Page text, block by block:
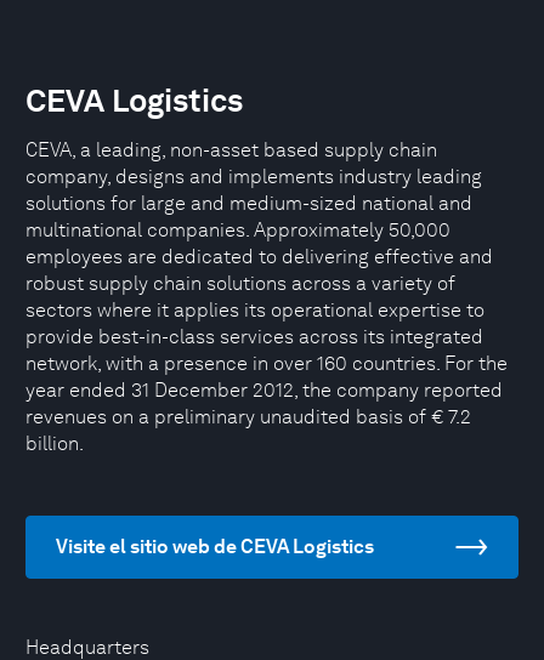
Headquarters
CEVA Logistics
CEVA, a leading, non-asset based supply chain
company, designs and implements industry leading
solutions for large and medium-sized national and
multinational companies. Approximately 50,000
employees are dedicated to delivering effective and
robust supply chain solutions across a variety of
sectors where it applies its operational expertise to
provide best-in-class services across its integrated
network, with a presence in over 160 countries. For the
year ended 31 December 2012, the company reported
revenues on a preliminary unaudited basis of € 7.2
billion.
Visite el sitio web de CEVA Logistics